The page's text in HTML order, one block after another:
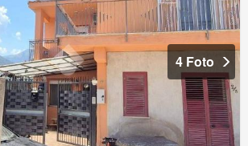
4 Foto